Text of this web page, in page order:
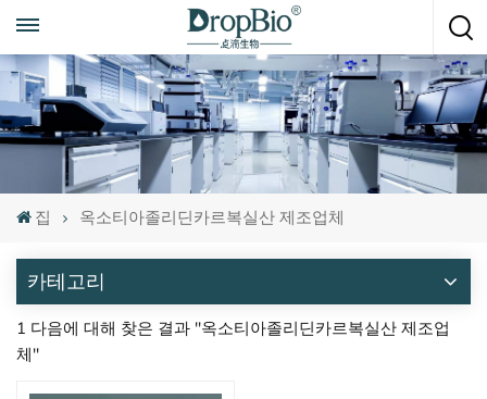
언제든지 전화하세요
+86 15951008670
집 옥소티아졸리딘카르복실산 제조업체
카테고리
1 다음에 대해 찾은 결과 "옥소티아졸리딘카르복실산 제조업
체"